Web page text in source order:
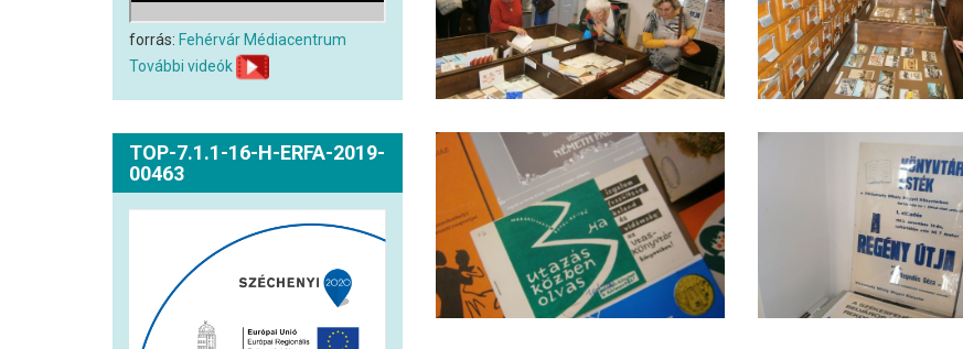
forrás: Fehérvár Médiacentrum
További videók
TOP-7.1.1-16-H-ERFA-2019-
00463